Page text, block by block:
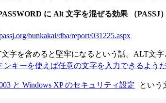
に Alt 文字を混ぜる効果 （PASSJ）
bunkakai/dba/report/031225.aspx
字を含めると堅牢になるという話。ALT文
ンキーを使えば任意の文字を入力できるよう
と Windows XP のセキュリティ設定 という